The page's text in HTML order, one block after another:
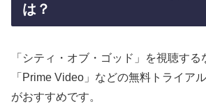
は？
「シティ・オブ・ゴッド」を視聴する
「Prime Video」などの無料トライア
がおすすめです。